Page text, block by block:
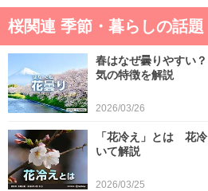
気象予報士の解説を
桜関連 季節・暮らしの話題
春はなぜ曇りやすい
気の特徴を解説
2026/03/26
「花冷え」とは 花
いて解説
2026/03/25